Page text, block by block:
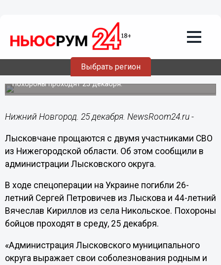
Выбрать регион
25.12.202412:49
Прощание с двумя погибшими на СВО
пройдет в Лысковском округе
Похороны проходят 25 декабря.
Нижний Новгород. 25 декабря. NewsRoom24.ru -
Лысковчане прощаются с двумя участниками СВО
из Нижегородской области. Об этом сообщили в
администрации Лысковского округа.
В ходе спецоперации на Украине погибли 26-
летний Сергей Петровичев из Лыскова и 44-летний
Вячеслав Кириллов из села Никольское. Похороны
бойцов проходят в среду, 25 декабря.
«Администрация Лысковского муниципального
округа выражает свои соболезнования родным и